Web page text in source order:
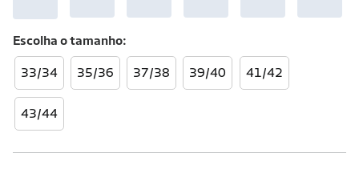
Escolha otamanho
33/34 35/36 37/38 39/40 41/42
43/44